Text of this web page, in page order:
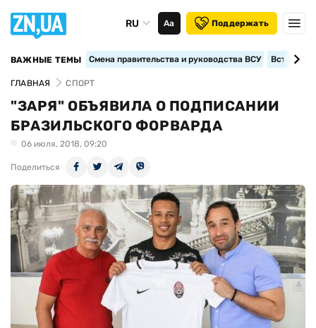
RU Аа Поддержать
ВАЖНЫЕ ТЕМЫ Смена правительства и руководства ВСУ
ГЛАВНАЯ СПОРТ
"ЗАРЯ" ОБЪЯВИЛА О ПОДПИСАНИИ
БРАЗИЛЬСКОГО ФОРВАРДА
06 июля, 2018, 09:20
Поделиться